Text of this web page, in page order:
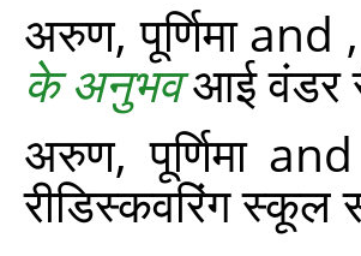
अरुण, पूर्णिमाand
के अनुभवआई वंडर
अरुण, पूर्णिमा
रीडिस्‍कवरिंग स्‍कूल